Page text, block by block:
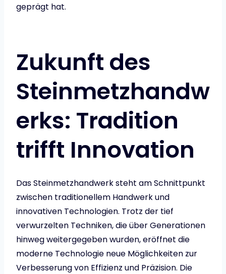
geprägt hat.
Zukunft des
Steinmetzhandw
erks: Tradition
trifft Innovation
Das Steinmetzhandwerk steht am Schnittpunkt
zwischen traditionellem Handwerk und
innovativen Technologien. Trotz der tief
verwurzelten Techniken, die über Generationen
hinweg weitergegeben wurden, eröffnet die
moderne Technologie neue Möglichkeiten zur
Verbesserung von Effizienz und Präzision. Die